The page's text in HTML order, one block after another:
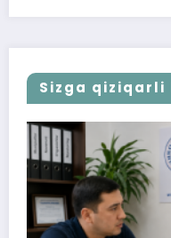
Sizga qiziqarli